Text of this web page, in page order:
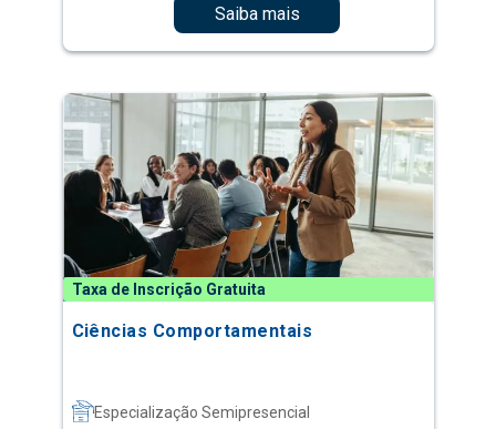
Saiba mais
Taxa de Inscrição Gratuita
Ciências Comportamentais
Especialização Semipresencial